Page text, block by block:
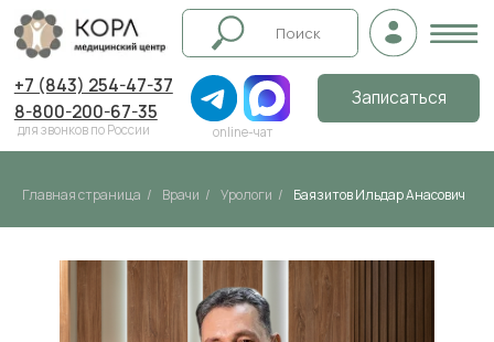
Записаться
online-чат
8-800-200-67-35
Главная страница / Врачи / Урологи / Баязитов Ильдар Анасович